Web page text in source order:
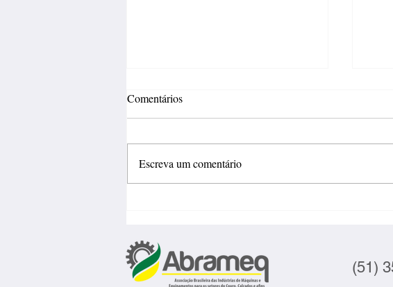
Comentários
Escreva um comentário
(51)